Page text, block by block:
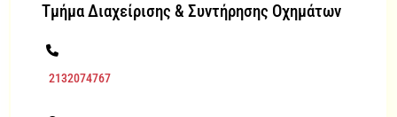
Τμήμα Διαχείρισης & Συντήρησης Οχημάτων
2132074767